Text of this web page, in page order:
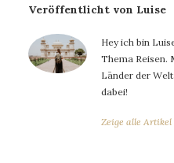
Veröffentlicht von Luise
Hey ich bin
Thema Reisen.
Länder der
dabei!
Zeige alle